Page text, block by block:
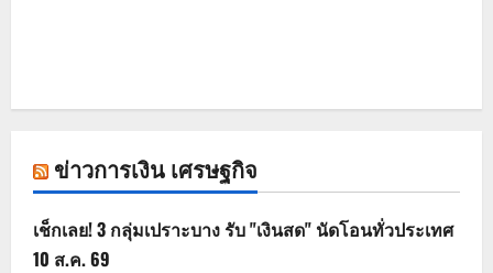
ข่าวการเงิน เศรษฐกิจ
เช็กเลย! 3 กลุ่มเปราะบาง รับ "เงินสด" นัดโอนทั่วประเทศ
10 ส.ค. 69